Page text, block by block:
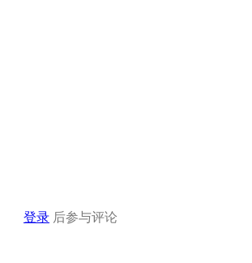
登录 后参与评论